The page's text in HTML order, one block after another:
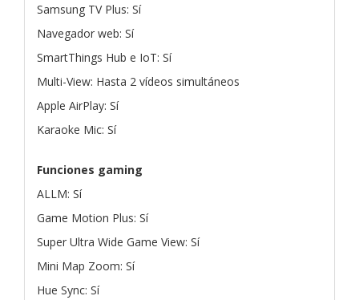
Samsung TV Plus: Sí
Navegador web: Sí
SmartThings Hub e IoT: Sí
Multi-View: Hasta 2 vídeos simultáneos
Apple AirPlay: Sí
Karaoke Mic: Sí
Funciones gaming
ALLM: Sí
Game Motion Plus: Sí
Super Ultra Wide Game View: Sí
Mini Map Zoom: Sí
Hue Sync: Sí